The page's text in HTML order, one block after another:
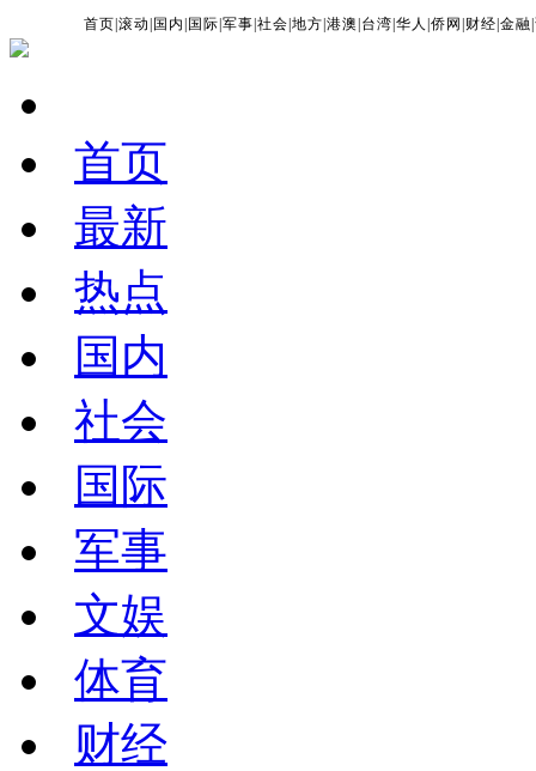
首页 |滚动 国内 国际 |军事 |社会 |地方 |港澳 台湾 |华人 |侨网 财经 |金融 |
首页
最新
热点
国内
社会
国际
军事
文娱
体育
财经